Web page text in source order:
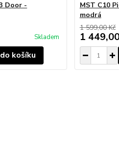
Door -
Skladem
košíku
MST C10
modrá
1 599,00 Kč
1